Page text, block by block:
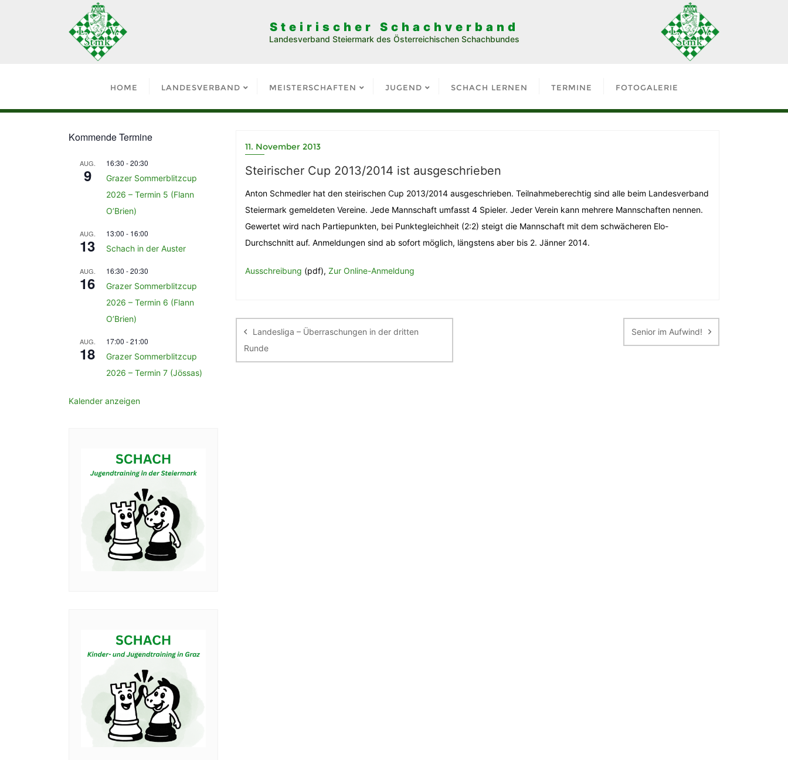
Steirischer Schachverband
Landesverband Steiermark des Österreichischen Schachbundes
HOME LANDESVERBAND MEISTERSCHAFTEN JUGEND SCHACH LERNEN TERMINE FOTOGALERIE
11. November 2013
Steirischer Cup 2013/2014 ist ausgeschrieben
Anton Schmedler hat den steirischen Cup 2013/2014 ausgeschrieben. Teilnahmeberechtig sind alle beim Landesverband
Steiermark gemeldeten Vereine. Jede Mannschaft umfasst 4 Spieler. Jeder Verein kann mehrere Mannschaften nennen.
Gewertet wird nach Partiepunkten, bei Punktegleichheit (2:2) steigt die Mannschaft mit dem schwächeren Elo-
Durchschnitt auf. Anmeldungen sind ab sofort möglich, längstens aber bis 2. Jänner 2014.
Ausschreibung (pdf), Zur Online-Anmeldung
Landesliga – Überraschungen in der dritten
Runde
Senior im Aufwind!
Kommende Termine
AUG.
9
16:30 -20:30
Grazer Sommerblitzcup
2026 – Termin 5 (Flann
O’Brien)
AUG.
13
13:00 - 16:00
Schach in der Auster
AUG.
16
16:30 -20:30
Grazer Sommerblitzcup
2026 – Termin 6 (Flann
O’Brien)
AUG.
18
17:00 -21:00
Grazer Sommerblitzcup
2026 – Termin 7 (Jössas)
Kalender anzeigen